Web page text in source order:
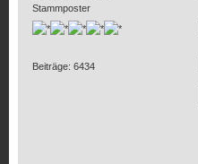
Stammposter
Beiträge: 6434